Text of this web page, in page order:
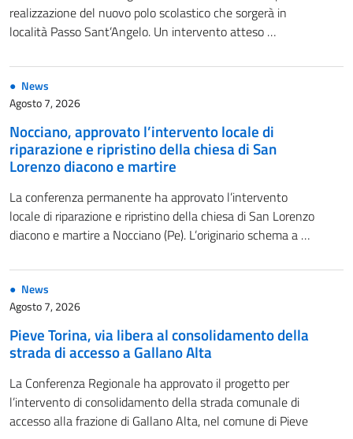
realizzazione del nuovo polo scolastico che sorgerà in
località Passo Sant’Angelo. Un intervento atteso …
News
Agosto 7, 2026
Nocciano, approvato l’intervento locale di
riparazione e ripristino della chiesa di San
Lorenzo diacono e martire
La conferenza permanente ha approvato l’intervento
locale di riparazione e ripristino della chiesa di San Lorenzo
diacono e martire a Nocciano (Pe). L’originario schema a …
News
Agosto 7, 2026
Pieve Torina, via libera al consolidamento della
strada di accesso a Gallano Alta
La Conferenza Regionale ha approvato il progetto per
l’intervento di consolidamento della strada comunale di
accesso alla frazione di Gallano Alta, nel comune di Pieve